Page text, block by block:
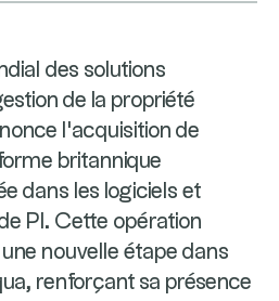
des solutions
de la propriété
l'acquisition de
britannique
dans les logiciels et
PI. Cette opération
nouvelle étape dans
renforçant sa présence